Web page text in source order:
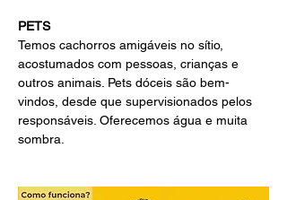
PETS
Temos cachorros amigáveis no sítio,
acostumados com pessoas, crianças e
outros animais. Pets dóceis são bem-
vindos, desde que supervisionados pelos
responsáveis. Oferecemos água e muita
sombra.